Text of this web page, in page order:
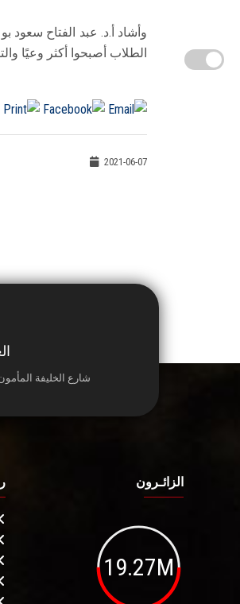
وأشاد أ.د. عبد الفتاح سعود
الطلاب أصبحوا أكثر وعيًا
2021-06-07
شارع الخليفة
الزائـرون
19.27M